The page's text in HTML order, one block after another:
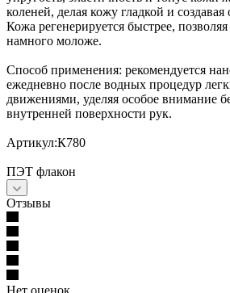
коленей, делая кожу гладкой и
Кожа регенерируется быстрее,
намного моложе.
Способ применения: рекомендуется
ежедневно после водных процедур
движениями, уделяя особое внимание
внутренней поверхности рук.
Артикул:К780
ПЭТ флакон
Отзывы
Нет оценок